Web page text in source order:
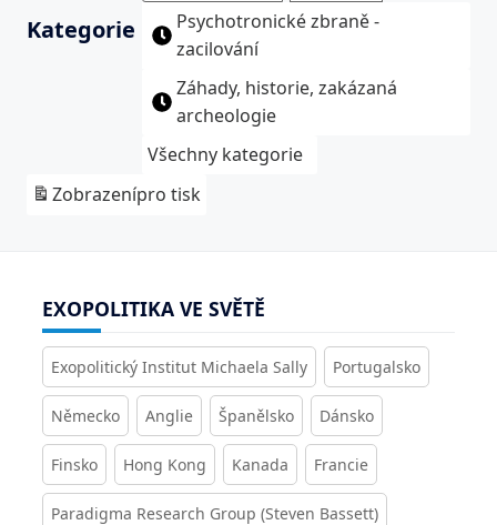
Kategorie
Psychotronické zbraně -
zacilování
Záhady, historie, zakázaná
archeologie
Všechny kategorie
Zobrazenípro tisk
EXOPOLITIKA VE SVĚTĚ
Exopolitický Institut Michaela Sally Portugalsko
Německo Anglie Španělsko Dánsko
Finsko Hong Kong Kanada Francie
Paradigma Research Group (Steven Bassett)